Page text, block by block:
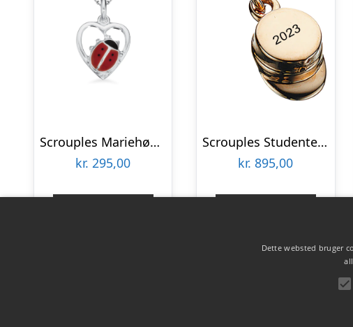
Scrouples Mariehøne i hjerte vedhæng inkl. kæde
kr. 295,00
Scrouples Studenterhue vedhæng forgyldt inkl. kæde
kr. 895,00
Dette websted bruger